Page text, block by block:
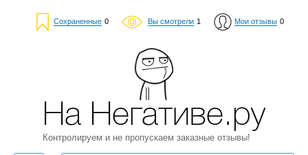
Сохраненные 0 Вы смотрели 1 Мои отзывы 0
На Негативе.ру
Контролируем и не пропускаем заказные отзывы!